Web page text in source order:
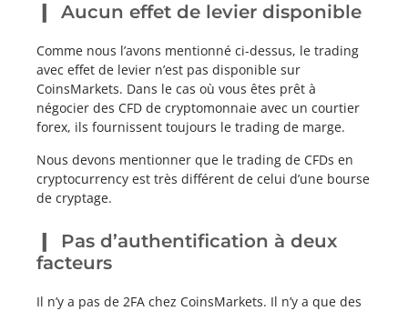
Aucun effet de levier disponible
Comme nous l’avons mentionné ci-dessus, le trading
avec effet de levier n’est pas disponible sur
CoinsMarkets. Dans le cas où vous êtes prêt à
négocier des CFD de cryptomonnaie avec un courtier
forex, ils fournissent toujours le trading de marge.
Nous devons mentionner que le trading de CFDs en
cryptocurrency est très différent de celui d’une bourse
de cryptage.
Pas d’authentification à deux
facteurs
Il n’y a pas de 2FA chez CoinsMarkets. Il n’y a que des